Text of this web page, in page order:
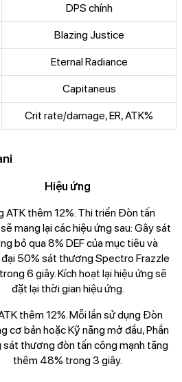
DPS chính
Blazing Justice
Eternal Radiance
Capitaneus
Crit rate/damage, ER, ATK%
Hiệu ứng
ATK thêm 12%. Thi triển Đòn tấn
mang lại các hiệu ứng sau: Gây sát
bỏ qua 8% DEF của mục tiêu và
50% sát thương Spectro Frazzle
6 giây. Kích hoạt lại hiệu ứng sẽ
đặt lại thời gian hiệu ứng.
thêm 12%. Mỗi lần sử dụng Đòn
cơ bản hoặc Kỹ năng mở đầu, Phần
sát thương đòn tấn công mạnh tăng
thêm 48% trong 3 giây.